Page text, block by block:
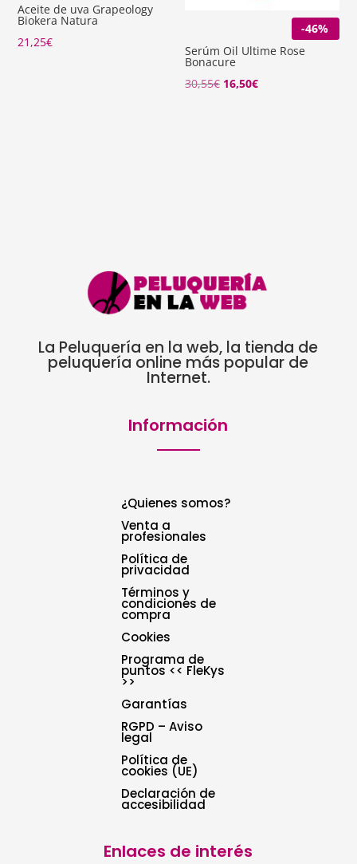
Aceite de uva Grapeology
Biokera Natura
21,25€
-46%
Serúm Oil Ultime Rose
Bonacure
30,55€ El
16,50€El
La Peluquería en la web, la tienda de
peluquería online más popular de
Internet.
Información
¿Quienes somos?
Venta a
profesionales
Política de
privacidad
Términos y
condiciones de
compra
Cookies
Programa de
puntos << FleKys
>>
Garantías
RGPD – Aviso
legal
Política de
cookies (UE)
Declaración de
accesibilidad
Enlaces de interés